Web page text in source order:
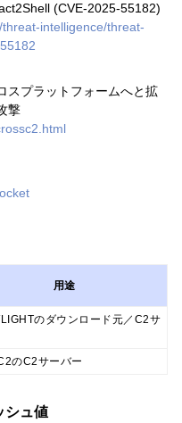
(CVE-2025-55182)
intelligence/threat-
スプラットフォームへと拡
撃
用途
のダウンロード元／C2サ
のC2サーバー
シュ値